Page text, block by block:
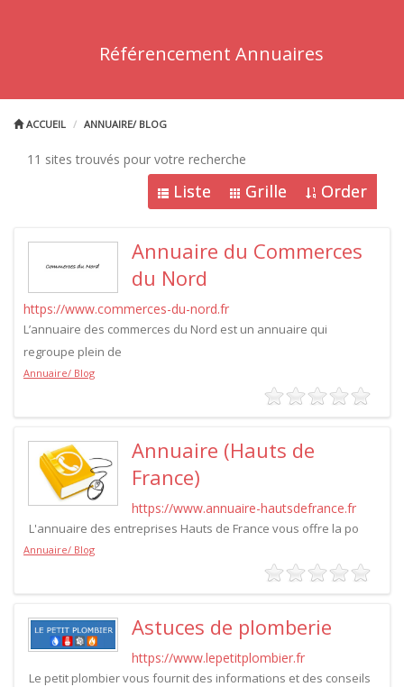
Référencement Annuaires
ACCUEIL ANNUAIRE/ BLOG
11 sites trouvés pour votre recherche
Liste Grille Order
Annuaire du Commerces
du Nord
https://www.commerces-du-nord.fr
L’annuaire des commerces du Nord est un annuaire qui
regroupe plein de
Annuaire/ Blog
Annuaire (Hauts de
France)
https://www.annuaire-hautsdefrance.fr
L'annuaire des entreprises Hauts de France vous offre la po
Annuaire/ Blog
Astuces de plomberie
https://www.lepetitplombier.fr
Le petit plombier vous fournit des informations et des conseils